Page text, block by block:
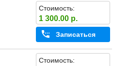
Стоимость:
1 300.00 р.
Записаться
Стоимость: